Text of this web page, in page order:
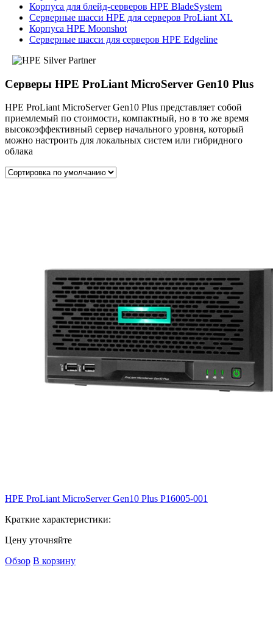
Корпуса для блейд-серверов HPE BladeSystem
Серверные шасси HPE для серверов ProLiant XL
Корпуса HPE Moonshot
Серверные шасси для серверов HPE Edgeline
Серверы HPE ProLiant MicroServer Gen10 Plus
HPE ProLiant MicroServer Gen10 Plus представляет собой
приемлемый по стоимости, компактный, но в то же время
высокоэффективный сервер начального уровня, который
можно настроить для локальных систем или гибридного
облака
HPE ProLiant MicroServer Gen10 Plus P16005-001
Краткие характеристики:
Цену уточняйте
Обзор В корзину